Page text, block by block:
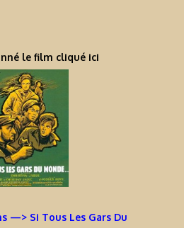
le film cliqué ici
—> Si Tous Les Gars Du